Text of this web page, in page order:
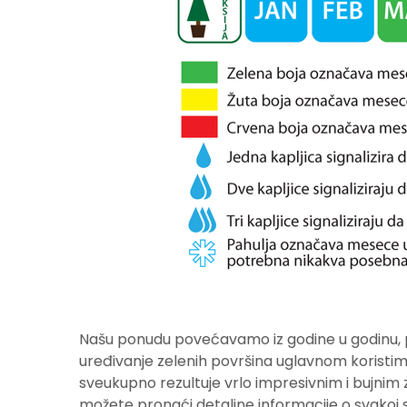
Našu ponudu povećavamo iz godine u
uređivanje zelenih površina uglavnom
sveukupno rezultuje vrlo impresivnim i